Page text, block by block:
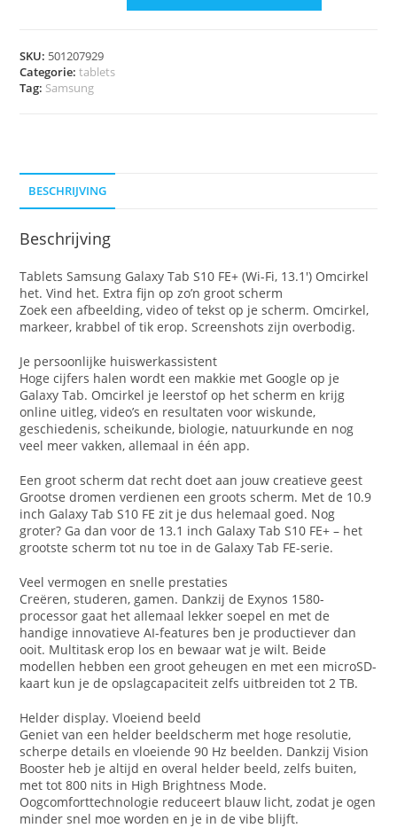
SKU: 501207929
Categorie:tablets
Tag: Samsung
BESCHRIJVING
Beschrijving
Tablets Samsung Galaxy Tab S10 FE+ (Wi-Fi, 13.1′) Omcirkel
het. Vind het. Extra fijn op zo’n groot scherm
Zoek een afbeelding, video of tekst op je scherm. Omcirkel,
markeer, krabbel of tik erop. Screenshots zijn overbodig.
Je persoonlijke huiswerkassistent
Hoge cijfers halen wordt een makkie met Google op je
Galaxy Tab. Omcirkel je leerstof op het scherm en krijg
online uitleg, video’s en resultaten voor wiskunde,
geschiedenis, scheikunde, biologie, natuurkunde en nog
veel meer vakken, allemaal in één app.
Een groot scherm dat recht doet aan jouw creatieve geest
Grootse dromen verdienen een groots scherm. Met de 10.9
inch Galaxy Tab S10 FE zit je dus helemaal goed. Nog
groter? Ga dan voor de 13.1 inch Galaxy Tab S10 FE+ – het
grootste scherm tot nu toe in de Galaxy Tab FE-serie.
Veel vermogen en snelle prestaties
Creëren, studeren, gamen. Dankzij de Exynos 1580-
processor gaat het allemaal lekker soepel en met de
handige innovatieve AI-features ben je productiever dan
ooit. Multitask erop los en bewaar wat je wilt. Beide
modellen hebben een groot geheugen en met een microSD-
kaart kun je de opslagcapaciteit zelfs uitbreiden tot 2 TB.
Helder display. Vloeiend beeld
Geniet van een helder beeldscherm met hoge resolutie,
scherpe details en vloeiende 90 Hz beelden. Dankzij Vision
Booster heb je altijd en overal helder beeld, zelfs buiten,
met tot 800 nits in High Brightness Mode.
Oogcomforttechnologie reduceert blauw licht, zodat je ogen
minder snel moe worden en je in de vibe blijft.